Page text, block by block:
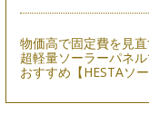
物価高で固定費を見
超軽量ソーラーパネ
おすすめ【HESTAソー